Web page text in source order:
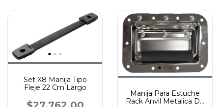
Set X8 Manija Tipo
Fleje 22 Cm Largo
Manija Para Estuche
Rack Anvil Metalica De